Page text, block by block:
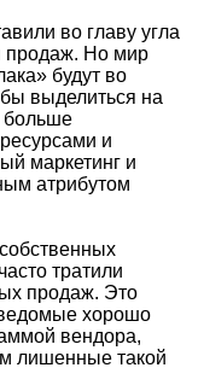
во главу угла
продаж. Но мир
будут во
выделиться на
больше
и
маркетинг и
атрибутом
тратили
продаж. Это
хорошо
вендора,
лишенные такой